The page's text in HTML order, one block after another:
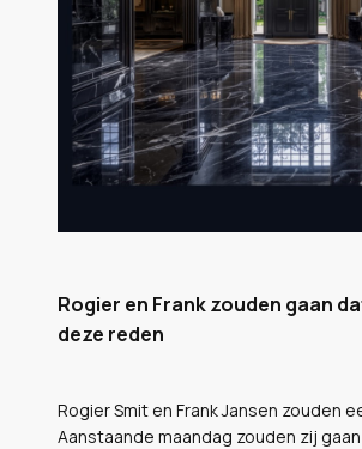
Rogier en Frank zouden gaan
deze reden
Rogier Smit en Frank Jansen zouden
Aanstaande maandag zouden zij